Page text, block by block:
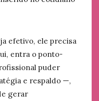
efetivo, ele precisa
entra o ponto-
puder
e respaldo —,
gerar